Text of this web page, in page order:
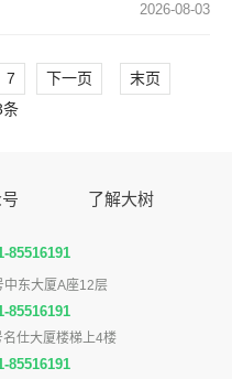
2026-08-03
7 下一页
末页
条
了解大树
85516191
东大厦A座12层
85516191
仕大厦楼梯上4楼
85516191